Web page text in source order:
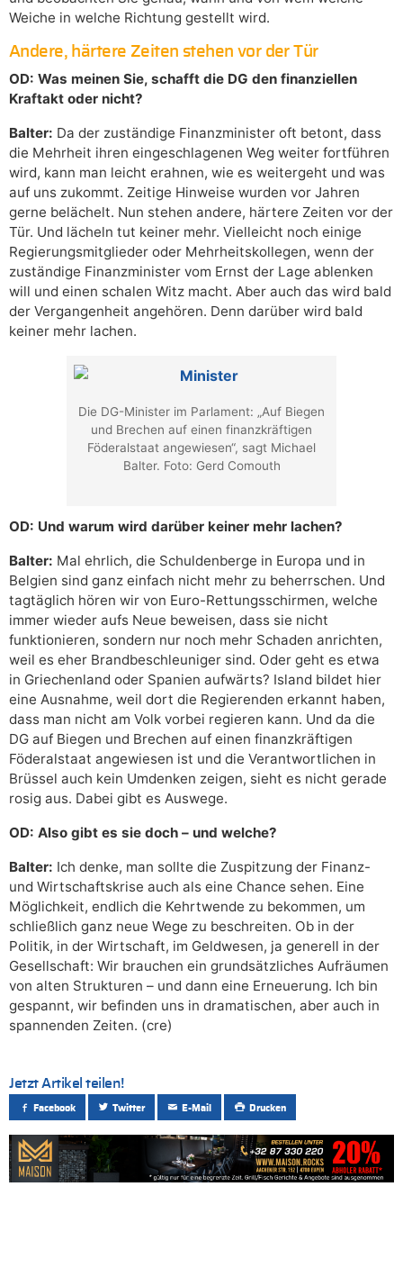
Weiche in welche Richtung gestellt wird.
Andere, härtere Zeiten stehen vor der Tür
OD: Was meinen Sie, schafft die DG den finanziellen
Kraftakt oder nicht?
Balter: Da der zuständige Finanzminister oft betont, dass
die Mehrheit ihren eingeschlagenen Weg weiter fortführen
wird, kann man leicht erahnen, wie es weitergeht und was
auf uns zukommt. Zeitige Hinweise wurden vor Jahren
gerne belächelt. Nun stehen andere, härtere Zeiten vor der
Tür. Und lächeln tut keiner mehr. Vielleicht noch einige
Regierungsmitglieder oder Mehrheitskollegen, wenn der
zuständige Finanzminister vom Ernst der Lage ablenken
will und einen schalen Witz macht. Aber auch das wird bald
der Vergangenheit angehören. Denn darüber wird bald
keiner mehr lachen.
Die DG-Minister im Parlament: „Auf Biegen
und Brechen auf einen finanzkräftigen
Föderalstaat angewiesen“, sagt Michael
Balter. Foto: Gerd Comouth
OD: Und warum wird darüber keiner mehr lachen?
Balter: Mal ehrlich, die Schuldenberge in Europa und in
Belgien sind ganz einfach nicht mehr zu beherrschen. Und
tagtäglich hören wir von Euro-Rettungsschirmen, welche
immer wieder aufs Neue beweisen, dass sie nicht
funktionieren, sondern nur noch mehr Schaden anrichten,
weil es eher Brandbeschleuniger sind. Oder geht es etwa
in Griechenland oder Spanien aufwärts? Island bildet hier
eine Ausnahme, weil dort die Regierenden erkannt haben,
dass man nicht am Volk vorbei regieren kann. Und da die
DG auf Biegen und Brechen auf einen finanzkräftigen
Föderalstaat angewiesen ist und die Verantwortlichen in
Brüssel auch kein Umdenken zeigen, sieht es nicht gerade
rosig aus. Dabei gibt es Auswege.
OD: Also gibt es sie doch – und welche?
Balter: Ich denke, man sollte die Zuspitzung der Finanz-
und Wirtschaftskrise auch als eine Chance sehen. Eine
Möglichkeit, endlich die Kehrtwende zu bekommen, um
schließlich ganz neue Wege zu beschreiten. Ob in der
Politik, in der Wirtschaft, im Geldwesen, ja generell in der
Gesellschaft: Wir brauchen ein grundsätzliches Aufräumen
von alten Strukturen – und dann eine Erneuerung. Ich bin
gespannt, wir befinden uns in dramatischen, aber auch in
spannenden Zeiten. (cre)
Jetzt Artikel teilen!
Facebook Twitter E-Mail Drucken